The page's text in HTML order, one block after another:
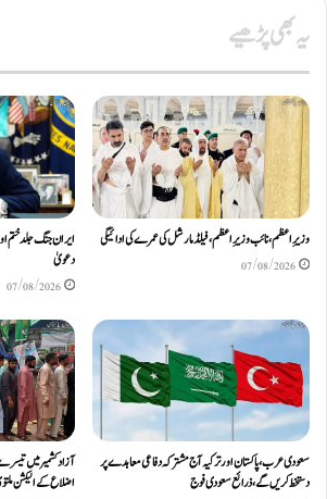
یہ بھی پڑھیے
وزیرِاعظم، نائب وزیرِ اعظم، فیلڈ مارشل کی عمرے کی ادائیگی
07/08/2026
ایران جنگ جلد ختم
دعویٰ
07/08/2026
سعودی عرب، پاکستان اور ترکیہ آج مشترکہ دفاعی معاہدے پر
دستخط کریں گے، ذرائع سعودی فوج
اضلاع کے الیکشن